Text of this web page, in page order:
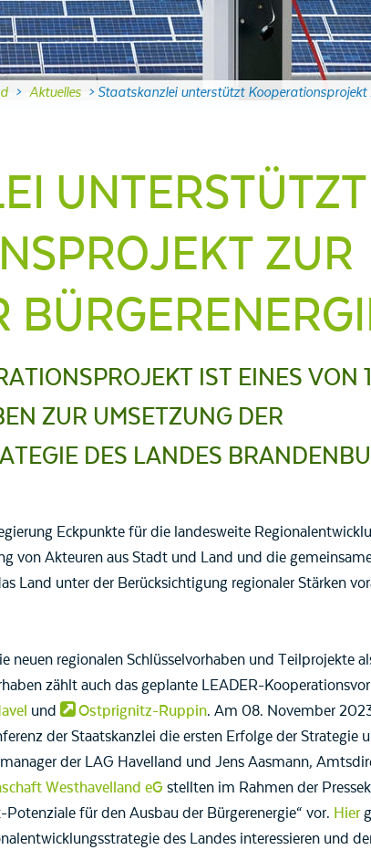
> Aktuelles > Staatskanzlei unterstützt
UNTERSTÜTZT
ZUR
IST EINES VON
ZUR UMSETZUNG DER
DES LANDES
Eckpunkte für die landesweite
von Akteuren aus Stadt und Land und die
Land unter der Berücksichtigung regionaler Stärken
regionalen Schlüsselvorhaben und Teilprojekte
zählt auch das geplante LEADER-
und Ostprignitz-Ruppin. Am 08. November
der Staatskanzlei die ersten Erfolge der Strategie
der LAG Havelland und Jens Aasmann,
Westhavelland eG stellten im Rahmen der
für den Ausbau der Bürgerenergie“ vor. Hier
des Landes interessieren und